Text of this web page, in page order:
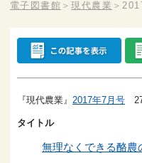
電子図書館 ＞現代農業 ＞
『現代農業』 2017年7月号
タイトル
無理なくできる酪農